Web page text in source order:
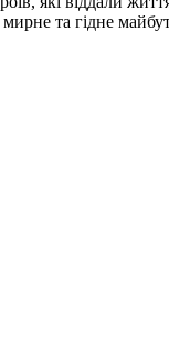
та гідне